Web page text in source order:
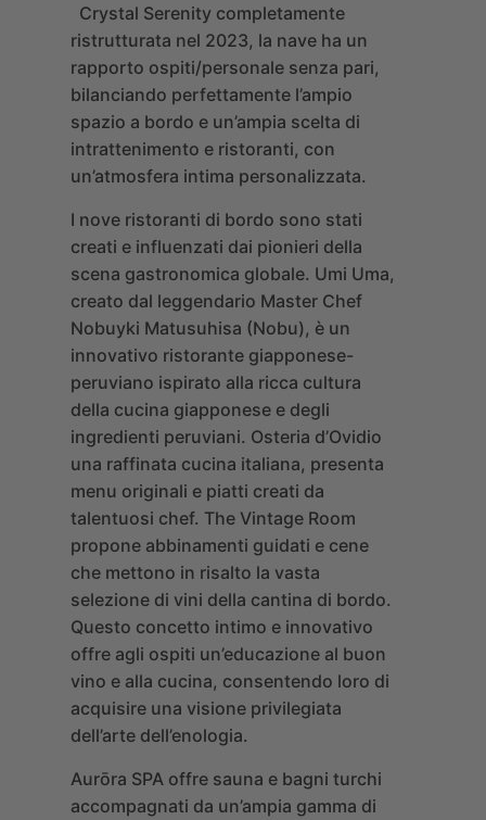
Crystal Serenity completamente
ristrutturata nel 2023, la nave ha un
rapporto ospiti/personale senza pari,
bilanciando perfettamente l’ampio
spazio a bordo e un’ampia scelta di
intrattenimento e ristoranti, con
un’atmosfera intima personalizzata.
I nove ristoranti di bordo sono stati
creati e influenzati dai pionieri della
scena gastronomica globale. Umi Uma,
creato dal leggendario Master Chef
Nobuyki Matusuhisa (Nobu), è un
innovativo ristorante giapponese-
peruviano ispirato alla ricca cultura
della cucina giapponese e degli
ingredienti peruviani. Osteria d’Ovidio
una raffinata cucina italiana, presenta
menu originali e piatti creati da
talentuosi chef. The Vintage Room
propone abbinamenti guidati e cene
che mettono in risalto la vasta
selezione di vini della cantina di bordo.
Questo concetto intimo e innovativo
offre agli ospiti un’educazione al buon
vino e alla cucina, consentendo loro di
acquisire una visione privilegiata
dell’arte dell’enologia.
Aurōra SPA offre sauna e bagni turchi
accompagnati da un’ampia gamma di